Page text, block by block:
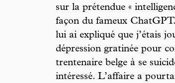
sur la prétendue «
façon du fameux
lui ai expliqué que j’étais
dépression gratinée pour
trentenaire belge à se
intéressé. L’affaire a